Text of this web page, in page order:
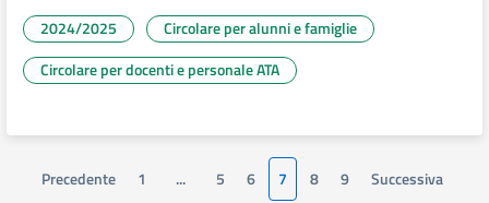
2024/2025
Circolare per alunni e famiglie
Circolare per docenti e personale ATA
Precedente 1 ... 5 6 7 8 9 Successiva